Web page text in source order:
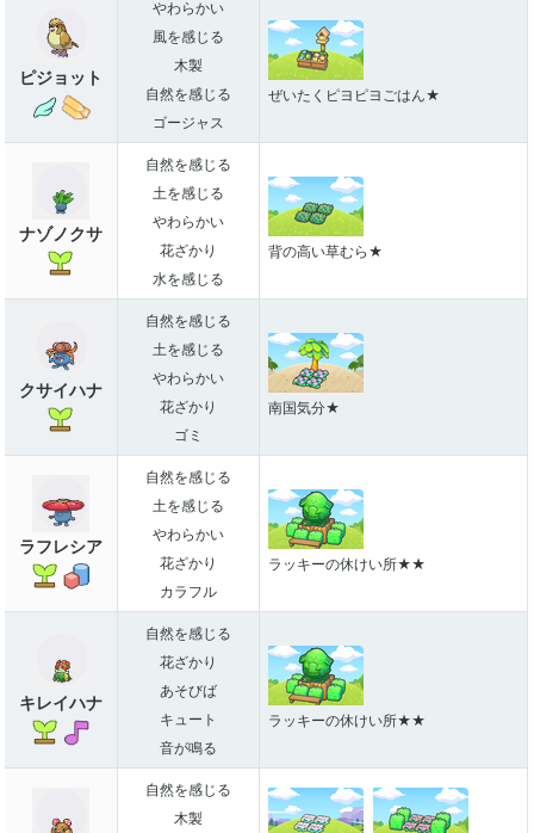
ピジョット
やわらかい
風を感じる
木製
自然を感じる
ゴージャス
ぜいたくピヨピヨごはん★
ナゾノクサ
自然を感じる
土を感じる
やわらかい
花ざかり
水を感じる
背の高い草むら★
クサイハナ
自然を感じる
土を感じる
やわらかい
花ざかり
ゴミ
南国気分★
ラフレシア
自然を感じる
土を感じる
やわらかい
花ざかり
カラフル
ラッキーの休けい所★★
キレイハナ
自然を感じる
花ざかり
あそびば
キュート
音が鳴る
ラッキーの休けい所★★
自然を感じる
木製